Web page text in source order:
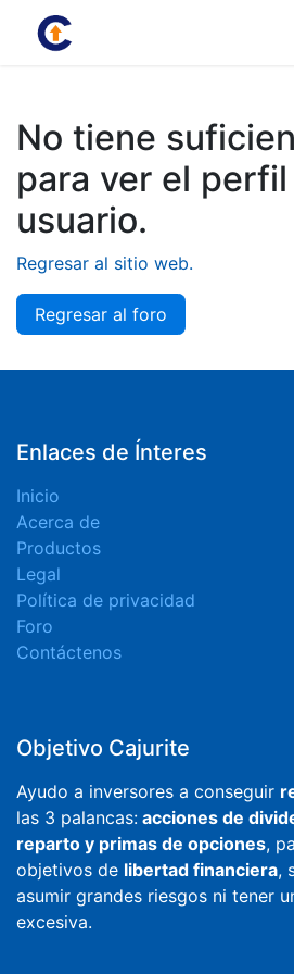
No tiene
para ver el
usuario.
Regresar al sitio web.
Regresar al foro
Enlaces de Ínteres
Inicio
Acerca de
Productos
Legal
Política de privacidad
Foro
Contáctenos
Objetivo Cajurite
Ayudo a inversores a conseguir
las 3 palancas: acciones de
reparto y primas de opciones,
objetivos de libertad financiera,
asumir grandes riesgos ni tener
excesiva.